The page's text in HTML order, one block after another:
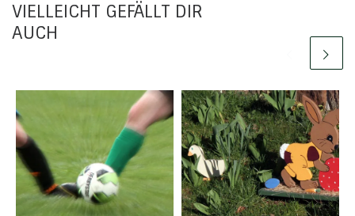
VIELLEICHT GEFÄLLT DIR
AUCH